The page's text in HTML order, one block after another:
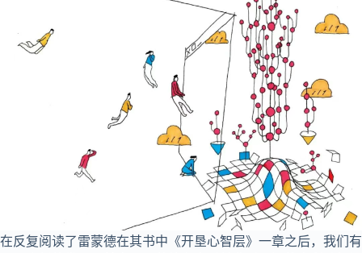
在反复阅读了雷蒙德在其书中《开垦心智层》一章之后，我们有